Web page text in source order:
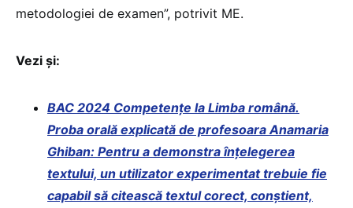
metodologiei de examen”, potrivit ME.
Vezi și:
BAC 2024 Competențe la Limba română.
Proba orală explicată de profesoara Anamaria
Ghiban: Pentru a demonstra înțelegerea
textului, un utilizator experimentat trebuie fie
capabil să citească textul corect, conștient,